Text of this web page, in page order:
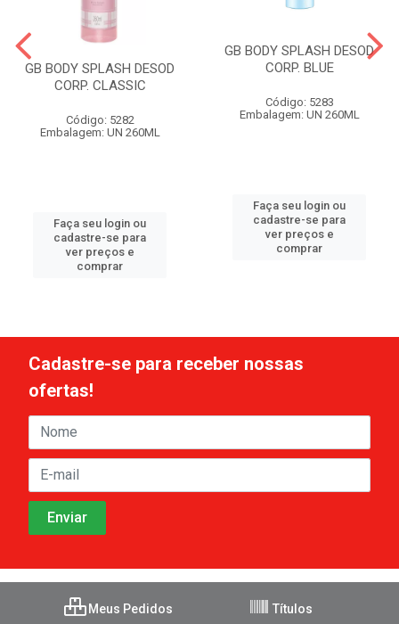
GB BODY SPLASH DESOD
CORP. CLASSIC
Código: 5282
Embalagem: UN 260ML
Faça seu login ou
cadastre-se para
ver preços e
comprar
GB BODY SPLASH DESOD
CORP. BLUE
Código: 5283
Embalagem: UN 260ML
Faça seu login ou
cadastre-se para
ver preços e
comprar
Cadastre-se para receber nossas
ofertas!
Meus Pedidos Títulos